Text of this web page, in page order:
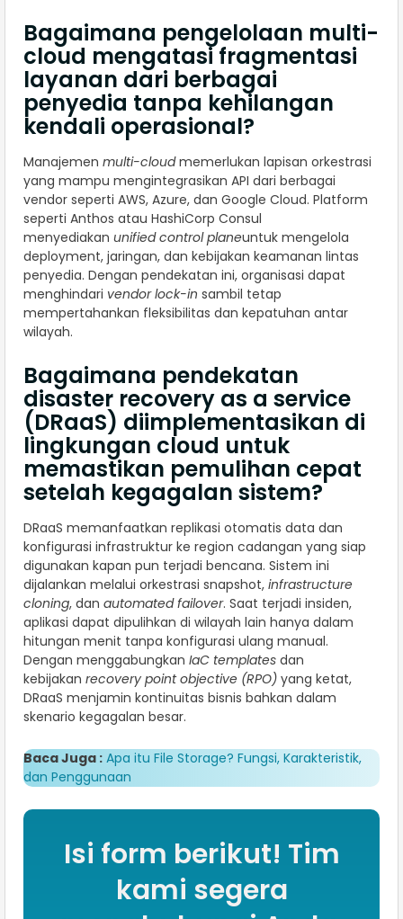
Bagaimana pengelolaan multi-
cloud mengatasi fragmentasi
layanan dari berbagai
penyedia tanpa kehilangan
kendali operasional?
Manajemen multi-cloudmemerlukan lapisan orkestrasi
yang mampu mengintegrasikan API dari berbagai
vendor seperti AWS, Azure, dan Google Cloud. Platform
seperti Anthos atau HashiCorp Consul
menyediakan unified control planeuntuk mengelola
deployment, jaringan, dan kebijakan keamanan lintas
penyedia. Dengan pendekatan ini, organisasi dapat
menghindari vendor lock-in sambil tetap
mempertahankan fleksibilitas dan kepatuhan antar
wilayah.
Bagaimana pendekatan
disaster recovery as a service
(DRaaS) diimplementasikan di
lingkungan cloud untuk
memastikan pemulihan cepat
setelah kegagalan sistem?
DRaaS memanfaatkan replikasi otomatis data dan
konfigurasi infrastruktur ke region cadangan yang siap
digunakan kapan pun terjadi bencana. Sistem ini
dijalankan melalui orkestrasi snapshot, infrastructure
cloning, dan automated failover. Saat terjadi insiden,
aplikasi dapat dipulihkan di wilayah lain hanya dalam
hitungan menit tanpa konfigurasi ulang manual.
Dengan menggabungkan IaC templates dan
kebijakan recovery point objective (RPO) yang ketat,
DRaaS menjamin kontinuitas bisnis bahkan dalam
skenario kegagalan besar.
Baca Juga : Apa itu File Storage? Fungsi, Karakteristik,
dan Penggunaan
Isi form berikut! Tim
kami segera